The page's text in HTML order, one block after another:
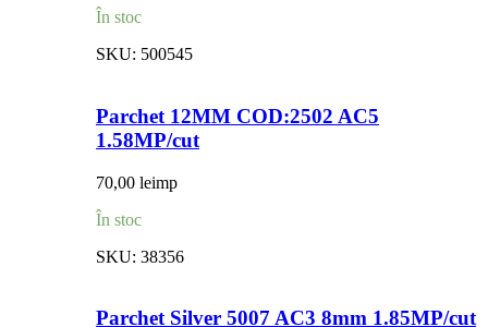
În stoc
SKU: 500545
Parchet 12MM COD:2502 AC5
1.58MP/cut
70,00 leimp
În stoc
SKU: 38356
Parchet Silver 5007 AC3 8mm 1.85MP/cut